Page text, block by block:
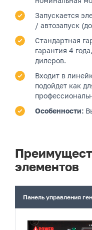
Запускается
/ автозапуск
Стандартная
гарантия 4
дилеров.
Входит в
подойдет как
Особенности:
элементов
Панель управления